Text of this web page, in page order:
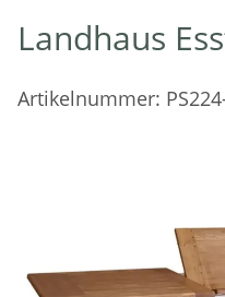
Landhaus
Artikelnummer: